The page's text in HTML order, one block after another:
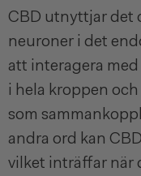
CBD utnyttjar det
neuroner i det
att interagera
i hela kroppen
som
andra ord kan
vilket inträffar när